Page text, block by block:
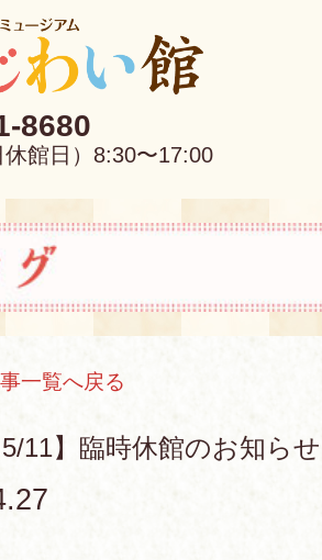
8680
館日）8:30〜17:00
EN 中文
当館について
一覧へ戻る
5/11】臨時休館のお知らせ